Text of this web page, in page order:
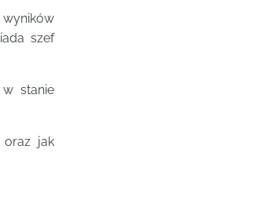
wyników
szef
stanie
oraz jak